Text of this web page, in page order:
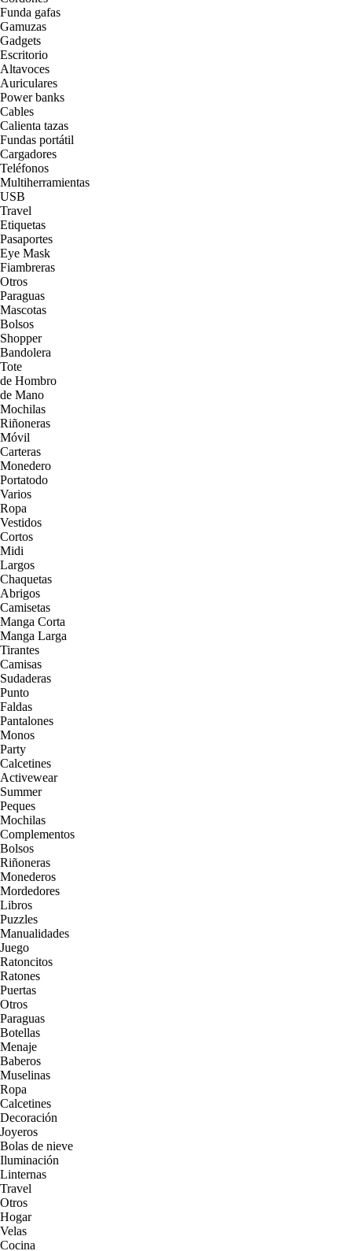
Funda gafas
Gamuzas
Gadgets
Escritorio
Altavoces
Auriculares
Power banks
Cables
Calienta tazas
Fundas portátil
Cargadores
Teléfonos
Multiherramientas
USB
Travel
Etiquetas
Pasaportes
Eye Mask
Fiambreras
Otros
Paraguas
Mascotas
Bolsos
Shopper
Bandolera
Tote
de Hombro
de Mano
Mochilas
Riñoneras
Móvil
Carteras
Monedero
Portatodo
Varios
Ropa
Vestidos
Cortos
Midi
Largos
Chaquetas
Abrigos
Camisetas
Manga Corta
Manga Larga
Tirantes
Camisas
Sudaderas
Punto
Faldas
Pantalones
Monos
Party
Calcetines
Activewear
Summer
Peques
Mochilas
Complementos
Bolsos
Riñoneras
Monederos
Mordedores
Libros
Puzzles
Manualidades
Juego
Ratoncitos
Ratones
Puertas
Otros
Paraguas
Botellas
Menaje
Baberos
Muselinas
Ropa
Calcetines
Decoración
Joyeros
Bolas de nieve
Iluminación
Linternas
Travel
Otros
Hogar
Velas
Cocina